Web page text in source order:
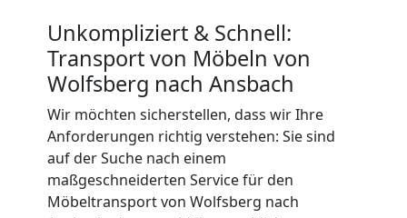
Unkompliziert & Schnell:
Transport von Möbeln von
Wolfsberg nach Ansbach
Wir möchten sicherstellen, dass wir Ihre
Anforderungen richtig verstehen: Sie sind
auf der Suche nach einem
maßgeschneiderten Service für den
Möbeltransport von Wolfsberg nach
Kunsttransport
Wolfsberg
Umzug
Wolfsberg